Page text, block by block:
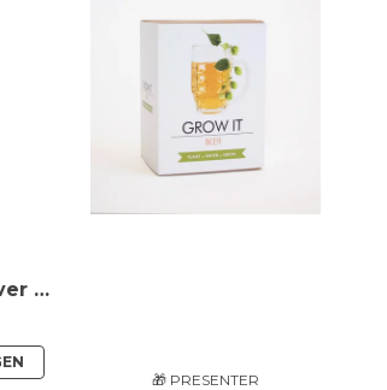
Presentsnöre Silver Glitter
🎁 PRESENTER